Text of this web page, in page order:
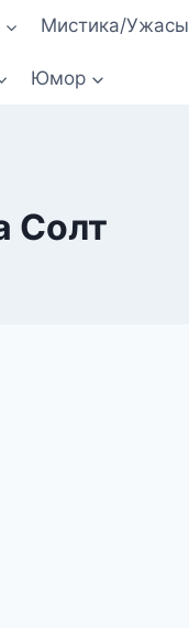
Мистика/Ужасы
Юмор
Солт